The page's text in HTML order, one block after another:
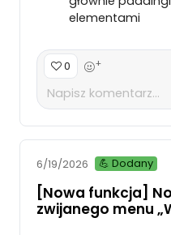
elementami
0 +
6/19/2026 💪 Dodany
[Nowa funkcja]
zwijanego menu